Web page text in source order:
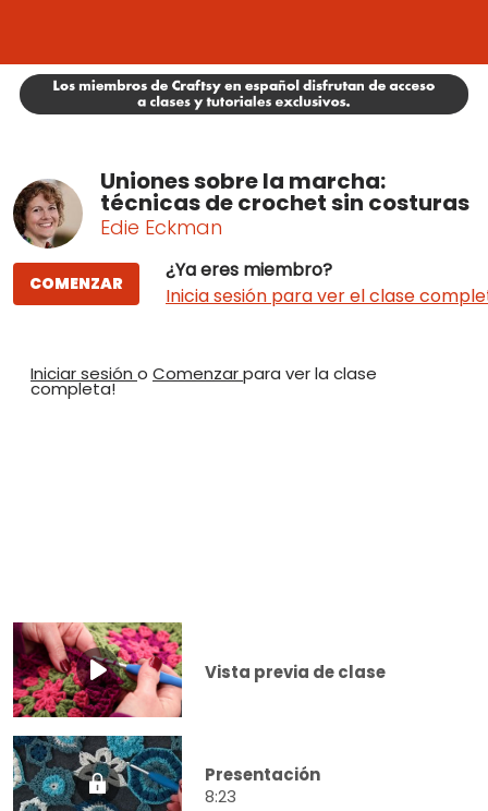
Uniones sobre la marcha:
técnicas de crochet sin costuras
Edie Eckman
¿Ya eres miembro?
Inicia sesión para ver el clase
COMENZAR
Iniciar sesión o Comenzarpara ver la clase
completa!
Vista previa de clase
Presentación
8:23